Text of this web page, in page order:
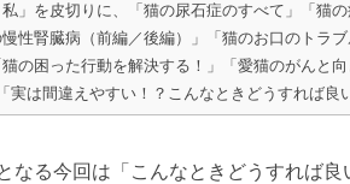
私」を皮切りに、「猫の尿石症のすべて」「猫
性腎臓病（前編／後編）」「猫のお口のトラ
の困った行動を解決する！」「愛猫のがんと
実は間違えやすい！？こんなときどうすれば良
なる今回は「こんなときどうすれば良